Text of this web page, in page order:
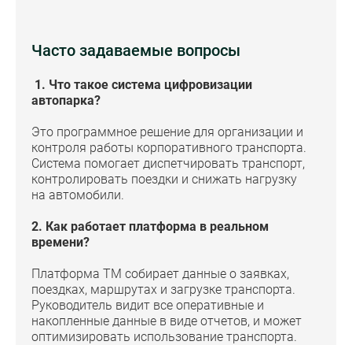
Часто задаваемые вопросы
1. Что такое система цифровизации
автопарка?
Это программное решение для организации и
контроля работы корпоративного транспорта.
Система помогает диспетчировать транспорт,
контролировать поездки и снижать нагрузку
на автомобили.
2. Как работает платформа в реальном
времени?
Платформа ТМ собирает данные о заявках,
поездках, маршрутах и загрузке транспорта.
Руководитель видит все оперативные и
накопленные данные в виде отчетов, и может
оптимизировать использование транспорта.